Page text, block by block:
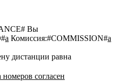
Вы
a Комиссия:#COMMISSION#a
дистанции равна
номеров согласен